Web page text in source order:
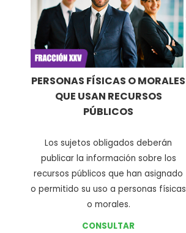
PERSONAS FÍSICAS O MORALES
QUE USAN RECURSOS
PÚBLICOS
Los sujetos obligados deberán
publicar la información sobre los
recursos públicos que han asignado
o permitido su uso a personas físicas
o morales.
CONSULTAR